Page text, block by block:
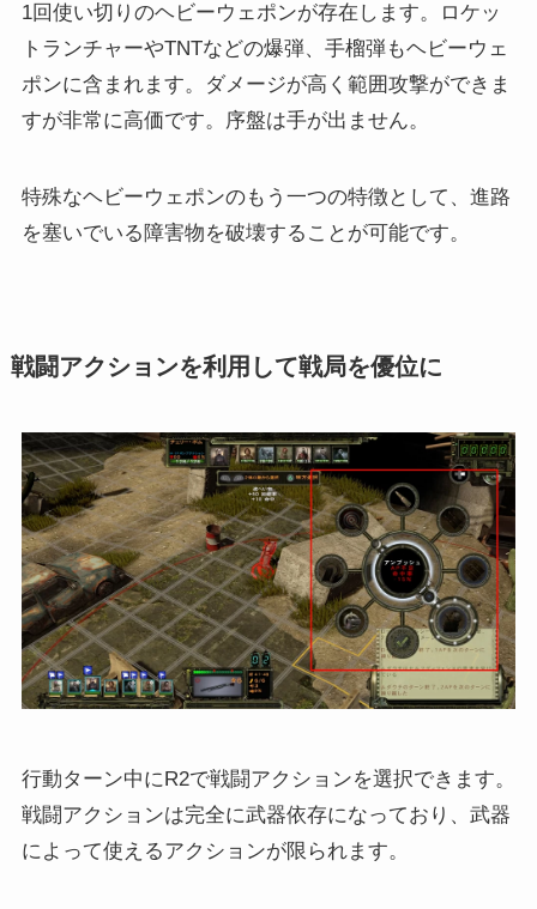
1回使い切りのヘビーウェポンが存在します。ロケッ
トランチャーやTNTなどの爆弾、手榴弾もヘビーウェ
ポンに含まれます。ダメージが高く範囲攻撃ができま
すが非常に高価です。序盤は手が出ません。
特殊なヘビーウェポンのもう一つの特徴として、進路
を塞いでいる障害物を破壊することが可能です。
戦闘アクションを利用して戦局を優位に
行動ターン中にR2で戦闘アクションを選択できます。
戦闘アクションは完全に武器依存になっており、武器
によって使えるアクションが限られます。